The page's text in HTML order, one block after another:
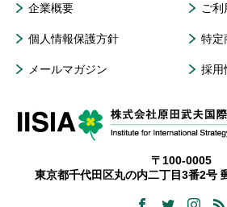
企業概要 ご利
個人情報保護方針 特定
メールマガジン 採用
〒100-0005
東京都千代田区丸の内二丁目3番2号